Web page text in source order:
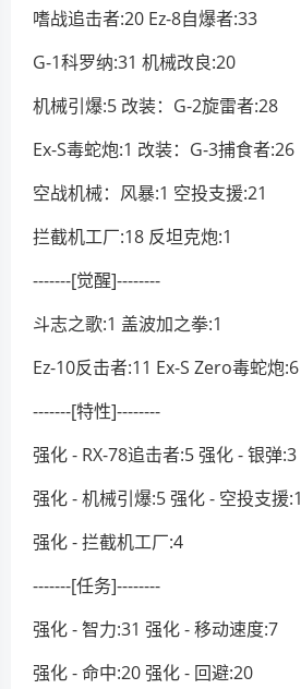
嗜战追击者:20 Ez-8自爆者:33
G-1科罗纳:31 机械改良:20
机械引爆:5 改装：G-2旋雷者:28
Ex-S毒蛇炮:1 改装：G-3捕食者:26
空战机械：风暴:1 空投支援:21
拦截机工厂:18 反坦克炮:1
-------[觉醒]--------
斗志之歌:1 盖波加之拳:1
Ez-10反击者:11 Ex-S Zero毒蛇炮:6
-------[特性]--------
强化 - RX-78追击者:5 强化 - 银弹:3
强化 - 机械引爆:5 强化 - 空投支援:1
强化 - 拦截机工厂:4
-------[任务]--------
强化 - 智力:31 强化 - 移动速度:7
强化 - 命中:20 强化 - 回避:20